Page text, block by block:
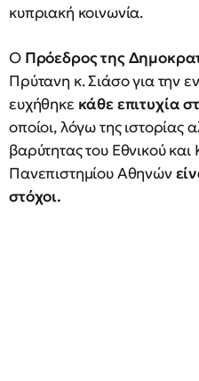
κυπριακή κοινωνία.
Ο Πρόεδρος της
Πρύτανη κ. Σιάσο για την
ευχήθηκε κάθε επιτυχία
οποίοι, λόγω της ιστορίας
βαρύτητας του Εθνικού
Πανεπιστημίου Αθηνών
στόχοι.